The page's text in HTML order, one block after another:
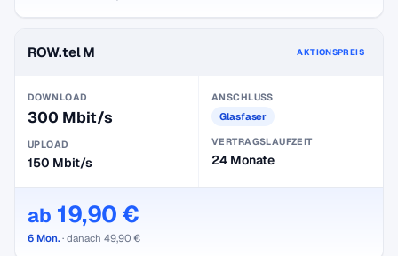
ROW.tel M AKTIONSPREIS
DOWNLOAD
300 Mbit/s
UPLOAD
150 Mbit/s
ANSCHLUSS
Glasfaser
VERTRAGSLAUFZEIT
24 Monate
ab 19,90 €
6 Mon.· danach 49,90 €